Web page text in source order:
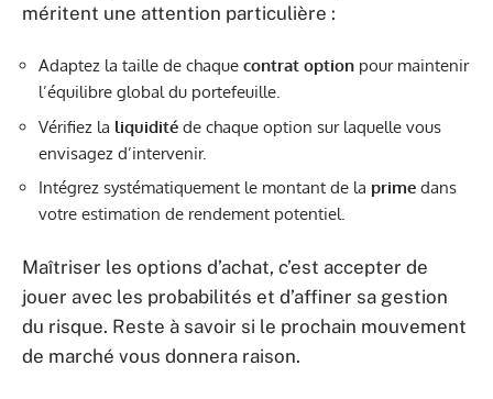
méritent une attention particulière :
Adaptez la taille de chaque contrat option pour maintenir
l’équilibre global du portefeuille.
Vérifiez la liquidité de chaque option sur laquelle vous
envisagez d’intervenir.
Intégrez systématiquement le montant de la prime dans
votre estimation de rendement potentiel.
Maîtriser les options d’achat, c’est accepter de
jouer avec les probabilités et d’affiner sa gestion
du risque. Reste à savoir si le prochain mouvement
de marché vous donnera raison.